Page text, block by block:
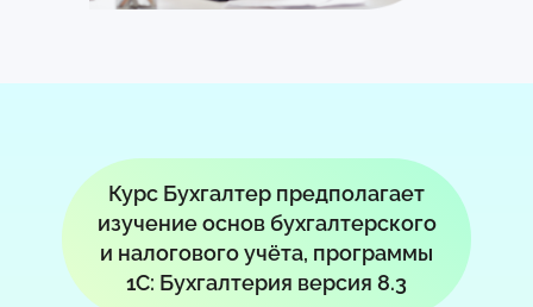
Курс Бухгалтер предполагает
изучение основ бухгалтерского
и налогового учёта, программы
1С: Бухгалтерия версия 8.3